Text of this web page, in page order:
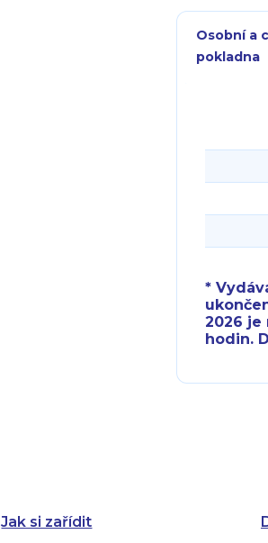
Jak si zařídit
Osobní a
pokladna
*
2026 je
hodin.